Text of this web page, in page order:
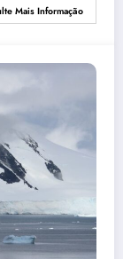
Mais Informação